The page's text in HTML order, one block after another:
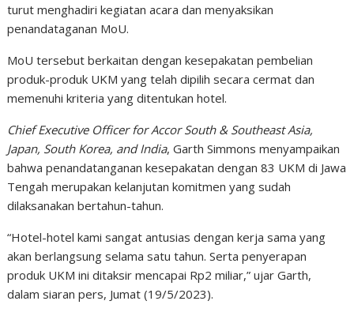
turut menghadiri kegiatan acara dan menyaksikan
penandataganan MoU.
MoU tersebut berkaitan dengan kesepakatan pembelian
produk-produk UKM yang telah dipilih secara cermat dan
memenuhi kriteria yang ditentukan hotel.
Chief Executive Officer for Accor South & Southeast Asia,
Japan, South Korea, and India, Garth Simmons menyampaikan
bahwa penandatanganan kesepakatan dengan 83 UKM di Jawa
Tengah merupakan kelanjutan komitmen yang sudah
dilaksanakan bertahun-tahun.
“Hotel-hotel kami sangat antusias dengan kerja sama yang
akan berlangsung selama satu tahun. Serta penyerapan
produk UKM ini ditaksir mencapai Rp2 miliar,” ujar Garth,
dalam siaran pers, Jumat (19/5/2023).